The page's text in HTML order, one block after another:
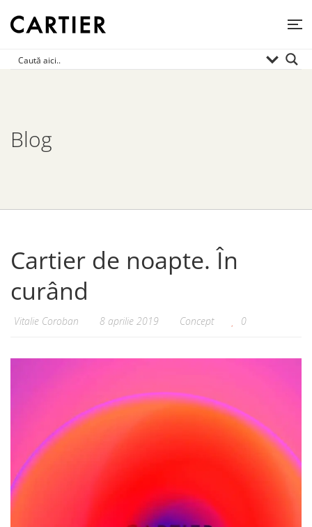
Blog
Cartier de noapte. În
curând
Vitalie Coroban 8 aprilie 2019 Concept 0